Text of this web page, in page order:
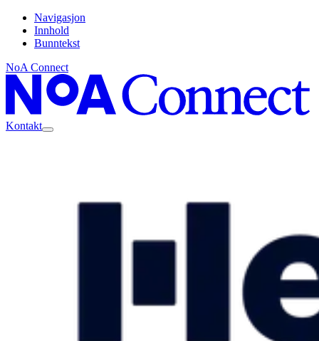
Navigasjon
Innhold
Bunntekst
NoA Connect
Kontakt